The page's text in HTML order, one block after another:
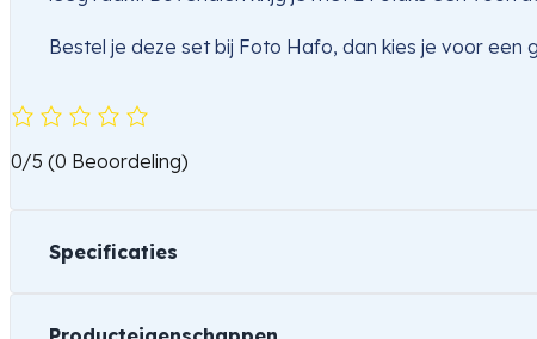
Bestel je deze set bij Foto Hafo, dan kies je voor
0/5 (0 Beoordeling)
Specificaties